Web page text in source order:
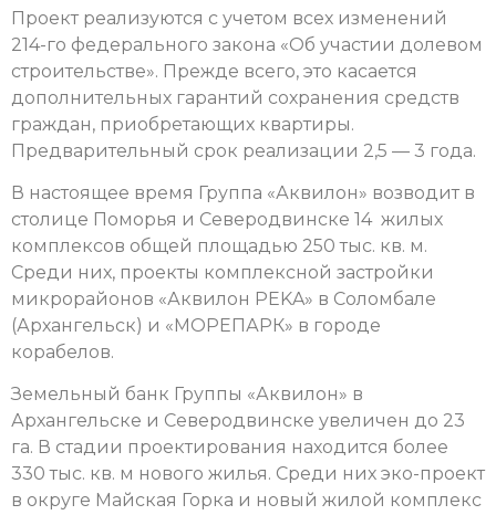
Проект реализуются с учетом всех изменений
214-го федерального закона «Об участии долевом
строительстве». Прежде всего, это касается
дополнительных гарантий сохранения средств
граждан, приобретающих квартиры.
Предварительный срок реализации 2,5 — 3 года.
В настоящее время Группа «Аквилон» возводит в
столице Поморья и Северодвинске 14 жилых
комплексов общей площадью 250 тыс. кв. м.
Среди них, проекты комплексной застройки
микрорайонов «Аквилон РEKA» в Соломбале
(Архангельск) и «МОРЕПАРК» в городе
корабелов.
Земельный банк Группы «Аквилон» в
Архангельске и Северодвинске увеличен до 23
га. В стадии проектирования находится более
330 тыс. кв. м нового жилья. Среди них эко-проект
в округе Майская Горка и новый жилой комплекс